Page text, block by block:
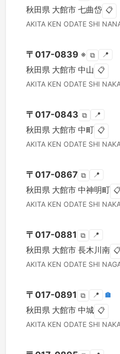
秋田県 大館市 七曲岱 📋
AKITA KEN ODATE SHI
〒 017-0839 ※ ⧉ 📍
秋田県 大館市 中山 📋
AKITA KEN ODATE SHI
〒 017-0843 ⧉ 📍
秋田県 大館市 中町 📋
AKITA KEN ODATE SHI
〒 017-0867 ⧉ 📍
秋田県 大館市 中神明町 📋
AKITA KEN ODATE SHI
〒 017-0881 ⧉ 📍
秋田県 大館市 長木川南 📋
AKITA KEN ODATE SHI
〒 017-0891 ⧉ 📍 🏣
秋田県 大館市 中城 📋
AKITA KEN ODATE SHI